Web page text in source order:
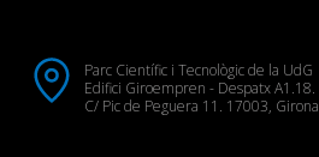
Parc Científic i Tecnològic de la UdG
Edifici Giroempren - Despatx A1.18.
C/ Pic de Peguera 11. 17003, Girona